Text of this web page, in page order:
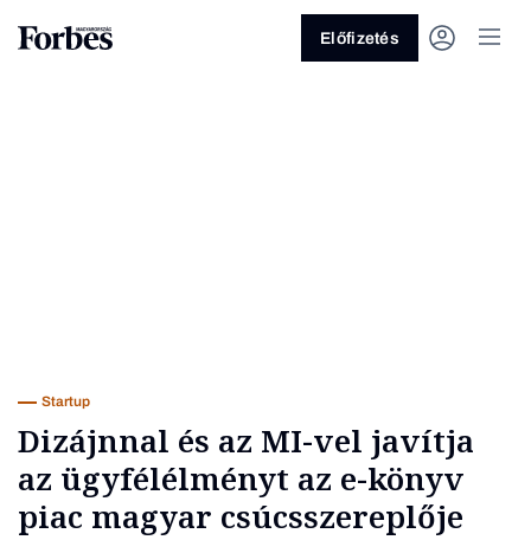
Előfizetés
Startup
Dizájnnal és az MI-vel javítja
az ügyfélélményt az e-könyv
piac magyar csúcsszereplője